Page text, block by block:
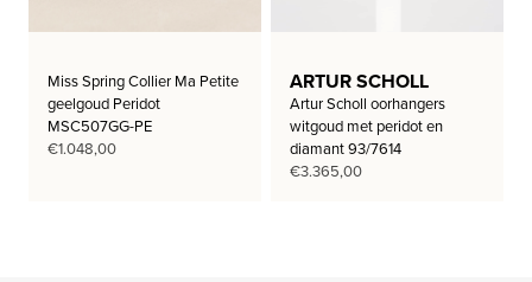
Miss Spring Collier Ma Petite
geelgoud Peridot
MSC507GG-PE
€1.048,00
ARTUR SCHOLL
Artur Scholl oorhangers
witgoud met peridot en
diamant 93/7614
€3.365,00